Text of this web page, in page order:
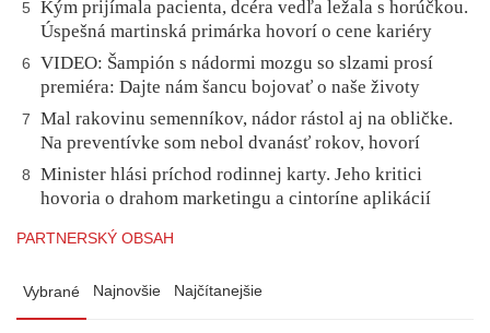
5
Kým prijímala pacienta, dcéra vedľa ležala s horúčkou.
Úspešná martinská primárka hovorí o cene kariéry
6
VIDEO: Šampión s nádormi mozgu so slzami prosí
premiéra: Dajte nám šancu bojovať o naše životy
7
Mal rakovinu semenníkov, nádor rástol aj na obličke.
Na preventívke som nebol dvanásť rokov, hovorí
8
Minister hlási príchod rodinnej karty. Jeho kritici
hovoria o drahom marketingu a cintoríne aplikácií
PARTNERSKÝ OBSAH
Vybrané Najnovšie Najčítanejšie